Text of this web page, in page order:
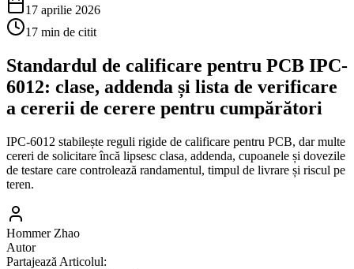
17 aprilie 2026
17 min de citit
Standardul de calificare pentru PCB IPC-
6012: clase, addenda și lista de verificare
a cererii de cerere pentru cumpărători
IPC-6012 stabilește reguli rigide de calificare pentru PCB, dar multe
cereri de solicitare încă lipsesc clasa, addenda, cupoanele și dovezile
de testare care controlează randamentul, timpul de livrare și riscul pe
teren.
Hommer Zhao
Autor
Partajează Articolul: